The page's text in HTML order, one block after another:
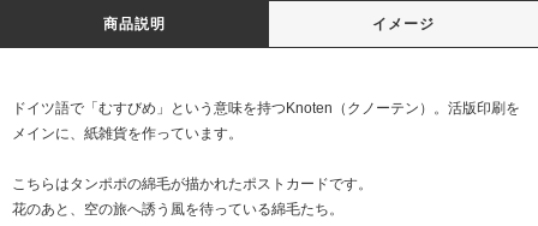
商品説明 イメージ
ドイツ語で「むすびめ」という意味を持つKnoten（クノーテン）。活版印刷を
メインに、紙雑貨を作っています。
こちらはタンポポの綿毛が描かれたポストカードです。
花のあと、空の旅へ誘う風を待っている綿毛たち。